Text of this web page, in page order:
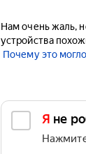
Нам очень жаль,
устройства
Почему это
Я не